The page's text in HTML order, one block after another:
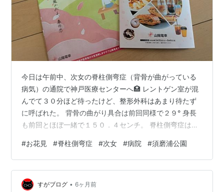
今日は午前中、次女の脊柱側弯症（背骨が曲がっている
病気）の通院で神戸医療センターへ🏥 レントゲン室が混
んでて３０分ほど待ったけど、整形外科はあまり待たず
に呼ばれた。 背骨の曲がり具合は前回同様で２９° 身長
も前回とほぼ一緒で１５０．４センチ。 脊柱側弯症は、
長も もう止まってるので、次回の診察は半年後でいいっ
て。 長女は身長１４８センチ、次女は１５０センチで、
我が家の娘たち、あまり身長が伸びなかった💦 病院のあ
と、次女が「須磨浦公園にお花見に行きたい🌸」と言う
#お花見 #脊柱側弯症 #次女 #病院 #須磨浦公園
すがブログ • 6ヶ月前